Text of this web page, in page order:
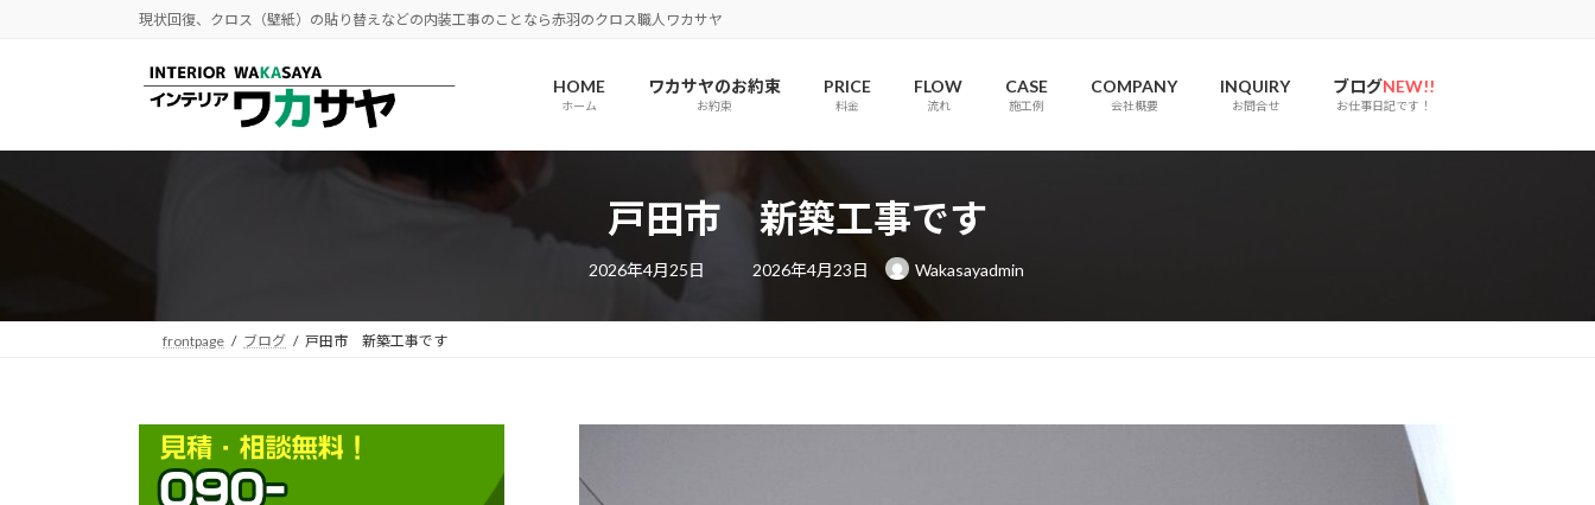
へ
ョ
現状回復、クロス（壁紙）の貼り替えなどの内装工事のことなら赤羽のクロス職人ワカサヤ
HOME
ホーム
ワカサヤのお約束
お約束
PRICE
料金
FLOW
流れ
CASE
施工例
COMPANY
会社概要
INQUIRY
お問合せ
ブログNEW!!
お仕事日記です！
戸田市 新築工事です
2026年4月25日
最
終
日
2026年4月23日 Wakasayadmin
frontpage ブログ 戸田市 新築工事です